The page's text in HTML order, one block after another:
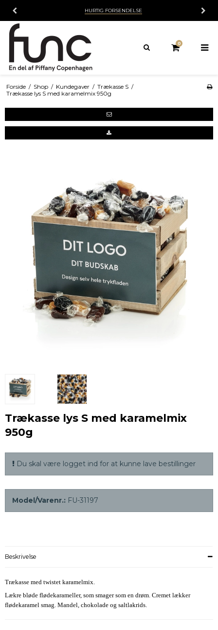
HURTIG FORSENDELSE
0
Forside / Shop / Kundegaver / Trækasse S /
Trækasse lys S med karamelmix 950g
Trækasse lys S med karamelmix
950g
Du skal være logget ind for at kunne lave bestillinger
Model/Varenr.: FU-31197
Beskrivelse
Trækasse med twistet karamelmix.
Lækre bløde flødekarameller, som smager som en drøm. Cremet lækker
flødekaramel smag. Mandel, chokolade og saltlakrids.